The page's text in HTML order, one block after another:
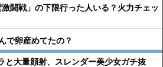
激闘戦」の下限行った人いる？火力チェッ
で卵産めてたの？
と大量顔射、スレンダー美少女ガチ抜